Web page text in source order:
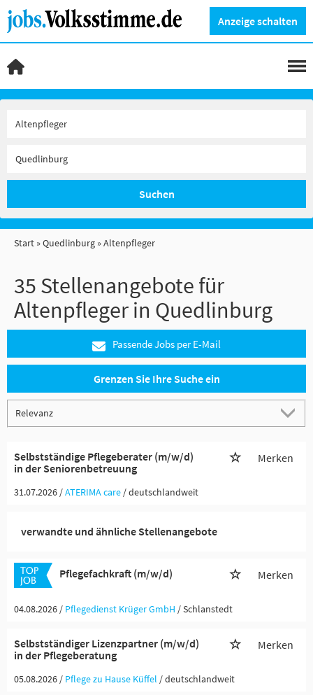
Anzeige schalten
Suchen
Start Quedlinburg Altenpfleger
35 Stellenangebote für
Altenpfleger in Quedlinburg
Passende Jobs per E-Mail
Grenzen Sie Ihre Suche ein
Selbstständige Pflegeberater (m/w/d)
in der Seniorenbetreuung
Merken
31.07.2026 /ATERIMA care / deutschlandweit
verwandte und ähnliche Stellenangebote
Pflegefachkraft (m/w/d) Merken
04.08.2026 / Pflegedienst Krüger GmbH / Schlanstedt
Selbstständiger Lizenzpartner (m/w/d)
in der Pflegeberatung
Merken
05.08.2026 / Pflege zu Hause Küffel / deutschlandweit